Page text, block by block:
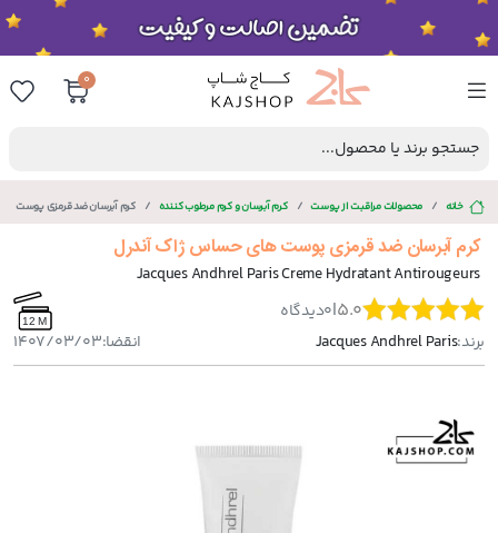
0
جستجو برند یا محصول...
خانه محصولات مراقبت از پوست کرم آبرسان و کرم مرطوب کننده کرم آبرسان ضد قرمزی پوست
کرم آبرسان ضد قرمزی پوست های حساس ژاک آندرل
Jacques Andhrel Paris Creme Hydratant Antirougeurs
5.0
|
0دیدگاه 12 M
برند:Jacques Andhrel Paris انقضا:1407/03/03